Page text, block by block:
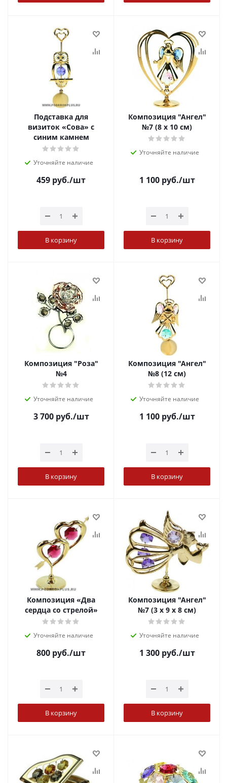
Подставка для
визиток «Сова» с
синим камнем
Уточняйте наличие
459 руб./шт
В корзину
Композиция "Ангел"
№7 (8 х 10 см)
Уточняйте наличие
1 100руб./шт
В корзину
Композиция "Роза"
№4
Уточняйте наличие
3 700руб./шт
В корзину
Композиция "Ангел"
№8 (12 см)
Уточняйте наличие
1 100руб./шт
В корзину
Композиция «Два
сердца со стрелой»
Уточняйте наличие
800 руб./шт
В корзину
Композиция "Ангел"
№7 (3 х 9 х 8 см)
Уточняйте наличие
1 300руб./шт
В корзину